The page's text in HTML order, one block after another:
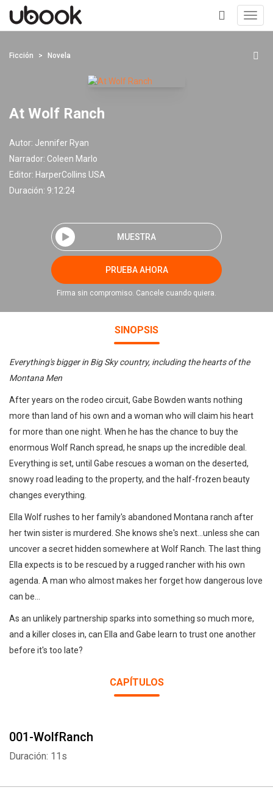
+
Ficción Novela
At Wolf Ranch
Autor: Jennifer Ryan
Narrador: Coleen Marlo
Editor: HarperCollins USA
Duración: 9:12:24
MUESTRA
PRUEBA AHORA
Firma sin compromiso. Cancele cuando quiera.
SINOPSIS
Everything's bigger in Big Sky country, including the hearts of the
Montana Men
After years on the rodeo circuit, Gabe Bowden wants nothing
more than land of his own and a woman who will claim his heart
for more than one night. When he has the chance to buy the
enormous Wolf Ranch spread, he snaps up the incredible deal.
Everything is set, until Gabe rescues a woman on the deserted,
snowy road leading to the property, and the half-frozen beauty
changes everything.
Ella Wolf rushes to her family's abandoned Montana ranch after
her twin sister is murdered. She knows she's next…unless she can
uncover a secret hidden somewhere at Wolf Ranch. The last thing
Ella expects is to be rescued by a rugged rancher with his own
agenda. A man who almost makes her forget how dangerous love
can be…
As an unlikely partnership sparks into something so much more,
and a killer closes in, can Ella and Gabe learn to trust one another
before it's too late?
CAPÍTULOS
001-WolfRanch
Duración: 11s